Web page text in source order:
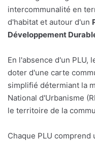
intercommunalité en
d'habitat et autour d'un
Développement
En l'absence d'un PLU,
doter d'une carte
simplifié détermiant la
National d'Urbanisme
le territoire de la
Chaque PLU